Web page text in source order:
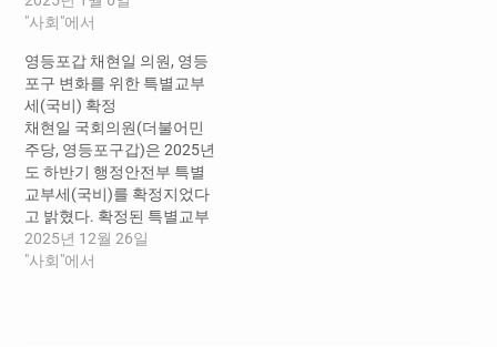
혔다 . 김승수 의원이 확보한
내진보강공사 25 억원 ▲ 고
촌지하차도 자동차단시설
설치 6 억원 ▲ 연경초교 등
어린이 ·…
"사회"에서
영등포갑 채현일 의원, 영등
포구 변화를 위한 특별교부
세(국비) 확정
채현일 국회의원(더불어민
주당, 영등포구갑)은 2025년
도 하반기 행정안전부 특별
교부세(국비)를 확정지었다
고 밝혔다. 확정된 특별교부
세는 ▲양평누리체육공원
파크골프장 확장 조성 및 보
2025년 12월 26일
"사회"에서